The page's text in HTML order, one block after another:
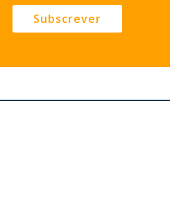
Subscrever